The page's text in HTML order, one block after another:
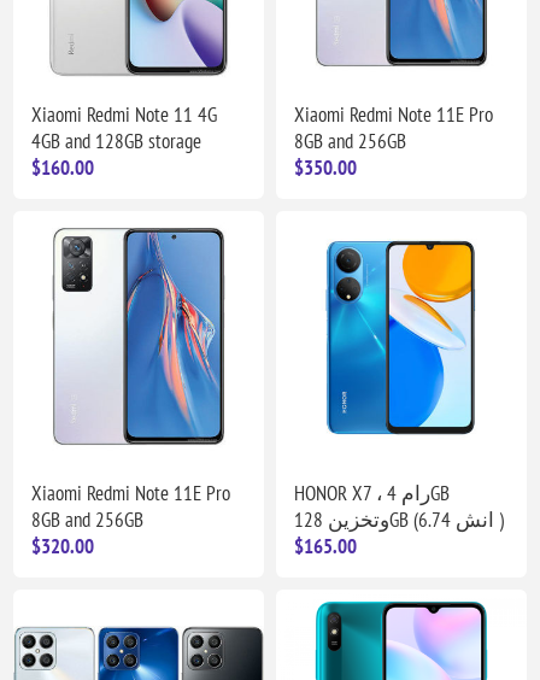
Xiaomi Redmi Note 11 4G
4GB and 128GB storage
$160.00
Xiaomi Redmi Note 11E Pro
8GB and 256GB
$350.00
Xiaomi Redmi Note 11E Pro
8GB and 256GB
$320.00
HONOR X7 ، رام 4GB
وتخزين 128GB (6.74 انش )
$165.00